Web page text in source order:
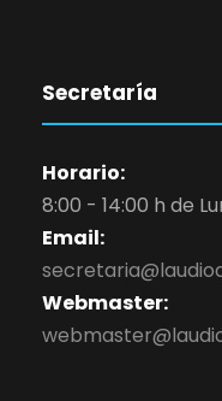
Secretaría
Horario:
8:00 - 14:00 h de
Email:
Webmaster: